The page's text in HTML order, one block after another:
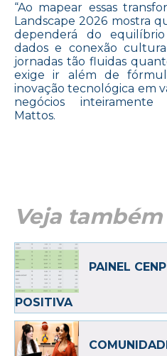
“Ao mapear essas
Landscape 2026 mostra
dependerá do
dados e conexão
jornadas tão fluidas
exige ir além de
inovação tecnológica em
negócios inteiramente
Mattos.
Veja também
PAINEL
POSITIVA